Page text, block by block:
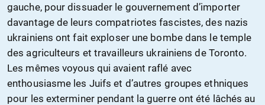
gauche, pour dissuader le gouvernement d’importer
davantage de leurs compatriotes fascistes, des nazis
ukrainiens ont fait exploser une bombe dans le temple
des agriculteurs et travailleurs ukrainiens de Toronto.
Les mêmes voyous qui avaient raflé avec
enthousiasme les Juifs et d’autres groupes ethniques
pour les exterminer pendant la guerre ont été lâchés au